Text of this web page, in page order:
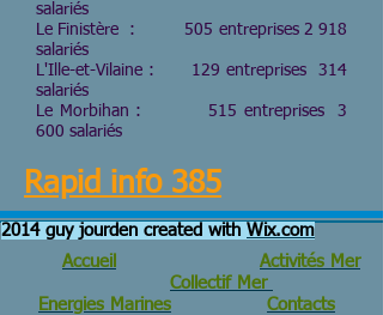
salariés
Le Finistère : 505 entreprises 2 918
salariés
L'Ille-et-Vilaine : 129 entreprises 314
salariés
Le Morbihan : 515 entreprises 3
600 salariés
Rapid info 385
2014 guy jourden created with Wix.com
Accueil
Activités Mer
Collectif Mer
Energies Marines
Contacts